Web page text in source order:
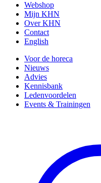
Webshop
Mijn KHN
Over KHN
Contact
English
Voor de horeca
Nieuws
Advies
Kennisbank
Ledenvoordelen
Events & Trainingen